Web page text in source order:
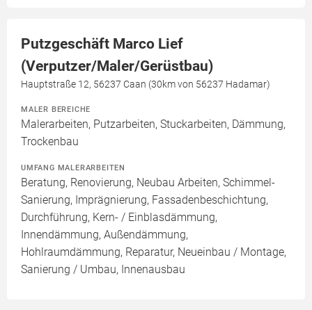
Putzgeschäft Marco Lief
(Verputzer/Maler/Gerüstbau)
Hauptstraße 12, 56237 Caan (30km von 56237 Hadamar)
MALER BEREICHE
Malerarbeiten, Putzarbeiten, Stuckarbeiten, Dämmung,
Trockenbau
UMFANG MALERARBEITEN
Beratung, Renovierung, Neubau Arbeiten, Schimmel-
Sanierung, Imprägnierung, Fassadenbeschichtung,
Durchführung, Kern- / Einblasdämmung,
Innendämmung, Außendämmung,
Hohlraumdämmung, Reparatur, Neueinbau / Montage,
Sanierung / Umbau, Innenausbau